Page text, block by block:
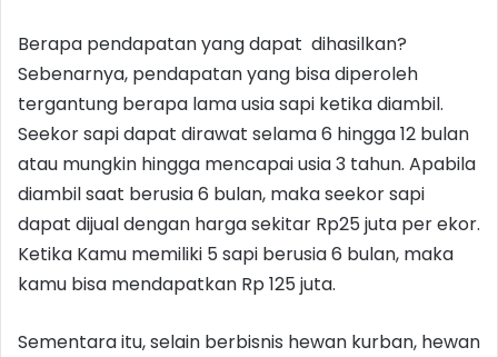
Berapa pendapatan yang dapat dihasilkan?
Sebenarnya, pendapatan yang bisa diperoleh
tergantung berapa lama usia sapi ketika diambil.
Seekor sapi dapat dirawat selama 6 hingga 12 bulan
atau mungkin hingga mencapai usia 3 tahun. Apabila
diambil saat berusia 6 bulan, maka seekor sapi
dapat dijual dengan harga sekitar Rp25 juta per ekor.
Ketika Kamu memiliki 5 sapi berusia 6 bulan, maka
kamu bisa mendapatkan Rp 125 juta.
Sementara itu, selain berbisnis hewan kurban, hewan